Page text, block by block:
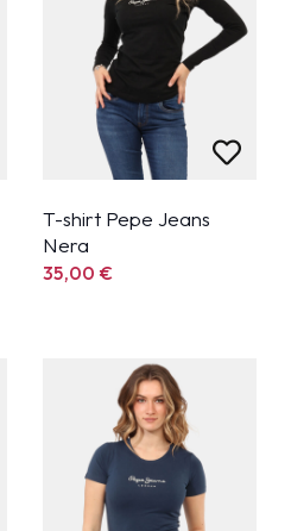
T-shirt Pepe Jeans
Nera
35,00€